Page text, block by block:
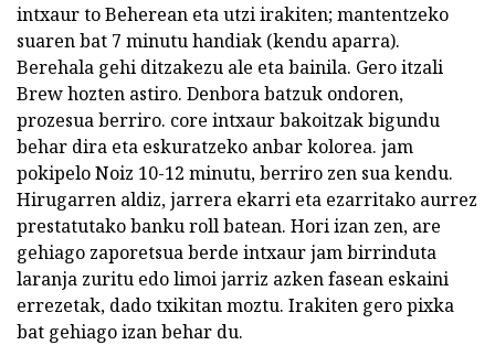
intxaur to Beherean eta utzi irakiten; mantentzeko
suaren bat 7 minutu handiak (kendu aparra).
Berehala gehi ditzakezu ale eta bainila. Gero itzali
Brew hozten astiro. Denbora batzuk ondoren,
prozesua berriro. core intxaur bakoitzak bigundu
behar dira eta eskuratzeko anbar kolorea. jam
pokipelo Noiz 10-12 minutu, berriro zen sua kendu.
Hirugarren aldiz, jarrera ekarri eta ezarritako aurrez
prestatutako banku roll batean. Hori izan zen, are
gehiago zaporetsua berde intxaur jam birrinduta
laranja zuritu edo limoi jarriz azken fasean eskaini
errezetak, dado txikitan moztu. Irakiten gero pixka
bat gehiago izan behar du.